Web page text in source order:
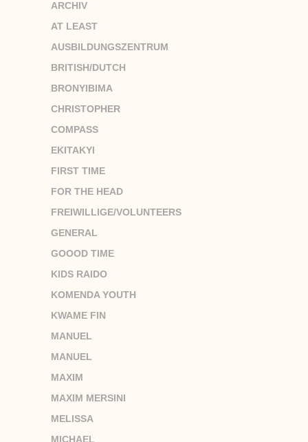
ARCHIV
AT LEAST
AUSBILDUNGSZENTRUM
BRITISH/DUTCH
BRONYIBIMA
CHRISTOPHER
COMPASS
EKITAKYI
FIRST TIME
FOR THE HEAD
FREIWILLIGE/VOLUNTEERS
GENERAL
GOOOD TIME
KIDS RAIDO
KOMENDA YOUTH
KWAME FIN
MANUEL
MANUEL
MAXIM
MAXIM MERSINI
MELISSA
MICHAEL